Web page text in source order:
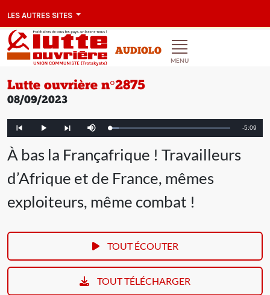
LES AUTRES SITES
AUDIOLO
MENU
Lutte ouvrière n°2875
08/09/2023
Article
précédent
Play
Article
suivant
Mute Loaded:
7.36%
-5:09
À bas la Françafrique ! Travailleurs
d’Afrique et de France, mêmes
exploiteurs, même combat !
TOUT ÉCOUTER
TOUT TÉLÉCHARGER